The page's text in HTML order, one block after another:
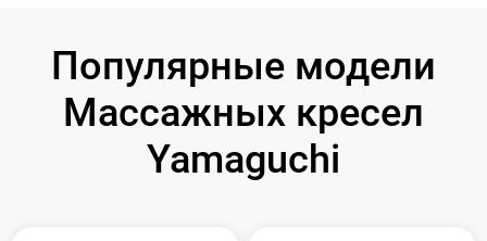
Популярные модели
Массажных кресел
Yamaguchi